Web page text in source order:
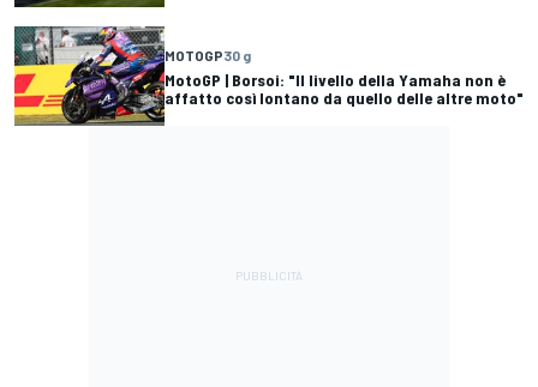
MOTOGP30 g
MotoGP | Borsoi: "Il livello della Yamaha non è
affatto così lontano da quello delle altre moto"